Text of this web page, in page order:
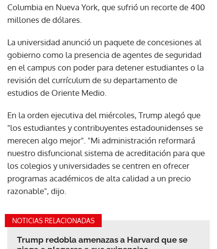
Columbia en Nueva York, que sufrió un recorte de 400
millones de dólares.
La universidad anunció un paquete de concesiones al
gobierno como la presencia de agentes de seguridad
en el campus con poder para detener estudiantes o la
revisión del currículum de su departamento de
estudios de Oriente Medio.
En la orden ejecutiva del miércoles, Trump alegó que
"los estudiantes y contribuyentes estadounidenses se
merecen algo mejor". "Mi administración reformará
nuestro disfuncional sistema de acreditación para que
los colegios y universidades se centren en ofrecer
programas académicos de alta calidad a un precio
razonable", dijo.
NOTICIAS RELACIONADAS
Trump redobla amenazas a Harvard que se